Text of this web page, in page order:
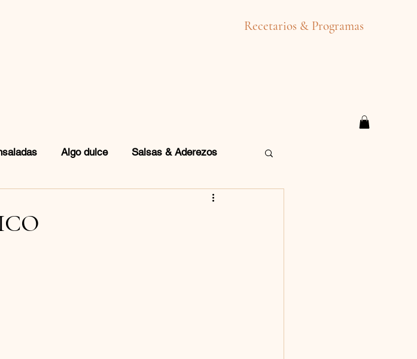
Recetarios & Programas
Algo dulce Salsas & Aderezos